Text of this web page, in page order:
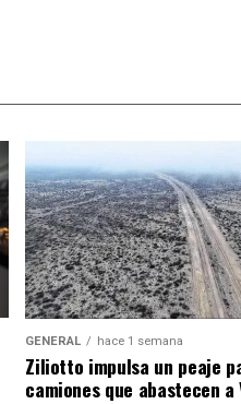
GENERAL hace 1 semana
Ziliotto impulsa un peaje
camiones que abastecen a